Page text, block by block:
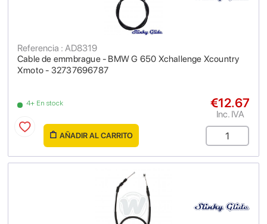
Cable de emmbrague - BMW G 650 Xchallenge Xcountry
Xmoto - 32737696787
Referencia : AD8319
4+ En stock €12.67
Inc. IVA
AÑADIR AL CARRITO